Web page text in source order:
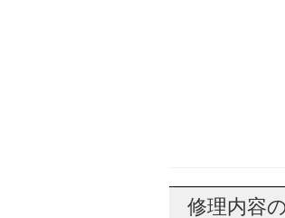
修理内容